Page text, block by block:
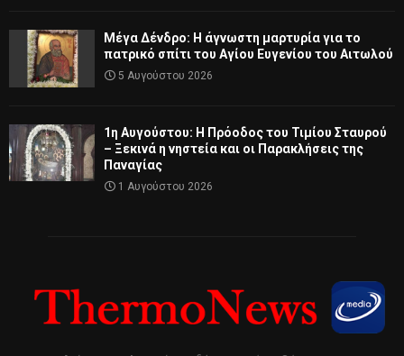
Μέγα Δένδρο: Η άγνωστη μαρτυρία για το
πατρικό σπίτι του Αγίου Ευγενίου του Αιτωλού
5 Αυγούστου 2026
1η Αυγούστου: Η Πρόοδος του Τιμίου Σταυρού
– Ξεκινά η νηστεία και οι Παρακλήσεις της
Παναγίας
1 Αυγούστου 2026